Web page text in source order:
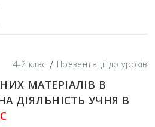
4-й клас / Презентації до уроків
МАТЕРІАЛІВ В
ДІЯЛЬНІСТЬ УЧНЯ В